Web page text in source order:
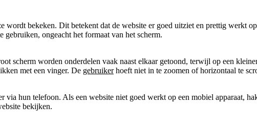
wordt bekeken. Dit betekent dat de website er goed uitziet en prettig werkt
ongeacht het formaat van het scherm.
scherm worden onderdelen vaak naast elkaar getoond, terwijl op een
met een vinger. De gebruikerhoeft niet in te zoomen of horizontaal te
via hun telefoon. Als een website niet goed werkt op een mobiel apparaat,
bekijken.